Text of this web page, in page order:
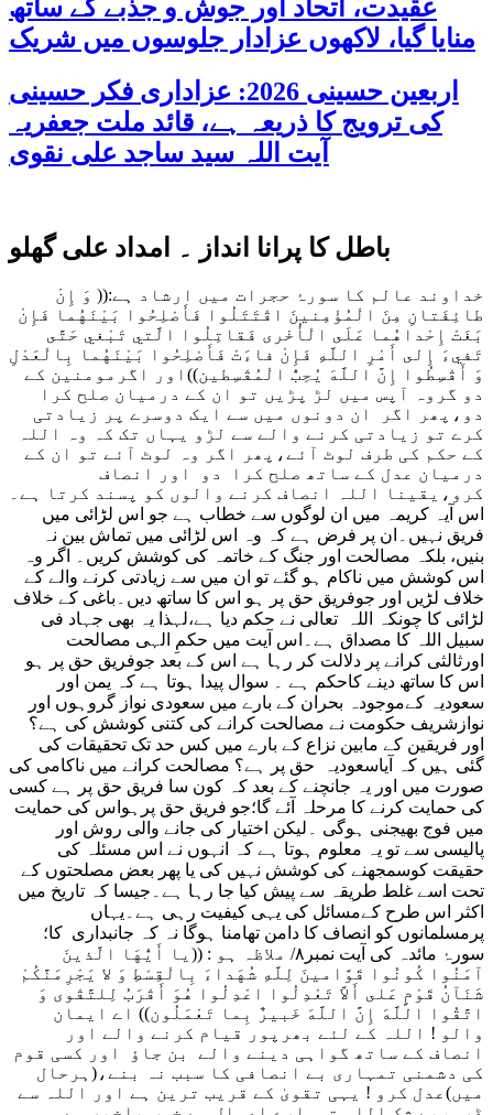
عقیدت، اتحاد اور جوش و جذبے کے ساتھ
منایا گیا، لاکھوں عزادار جلوسوں میں شریک
اربعین حسینی 2026: عزاداری فکر حسینی
کی ترویج کا ذریعہ ہے، قائد ملت جعفریہ
آیت اللہ سید ساجد علی نقوی
باطل کا پرانا انداز ۔ امداد علی گھلو
خداوند عالم کا سورۂ حجرات میں ارشاد ہے:(( وَ إِنْ
طائِفَتانِ مِنَ الْمُؤْمِنينَ اقْتَتَلُوا فَأَصْلِحُوا بَيْنَهُما فَإِنْ
بَغَتْ إِحْداهُما عَلَى الْأُخْرى‏ فَقاتِلُوا الَّتي‏ تَبْغي‏ حَتَّى
تَفي‏ءَ إِلى‏ أَمْرِ اللَّهِ فَإِنْ فاءَتْ فَأَصْلِحُوا بَيْنَهُما بِالْعَدْلِ
وَ أَقْسِطُوا إِنَّ اللَّهَ يُحِبُّ الْمُقْسِطين‏))اور اگرمومنین کے
دو گروہ آپس میں لڑ پڑیں تو ان کے درمیان صلح کرا
دو،پھر اگر ان دونوں میں سے ایک دوسرے پر زیادتی
کرے تو زیادتی کرنے والے سے لڑو یہاں تک کہ وہ اللہ
کے حکم کی طرف لوٹ آئے،پھر اگر وہ لوٹ آئے تو ان کے
درمیان عدل کے ساتھ صلح کرا دو اور انصاف
کرو،یقینا اللہ انصاف کرنے والوں کو پسند کرتا ہے۔
اس آیہ کریمہ میں ان لوگوں سے خطاب ہے جو اس لڑائی میں
فریق نہیں۔ان پر فرض ہے کہ وہ اس لڑائی میں تماش بین نہ
بنیں، بلکہ مصالحت اور جنگ کے خاتمہ کی کوشش کریں۔ اگر وہ
اس کوشش میں ناکام ہو گئے تو ان میں سے زیادتی کرنے والے کے
خلاف لڑیں اور جوفریق حق پر ہو اس کا ساتھ دیں۔باغی کے خلاف
لڑائی کا چونکہ اللہ تعالی نے حکم دیا ہے،لہذا یہ بھی جہاد فی
سبیل اللہ کا مصداق ہے۔اس آیت میں حکمِ الہی مصالحت
اورثالثی کرانے پر دلالت کر رہا ہے اس کے بعد جوفریق حق پر ہو
اس کا ساتھ دینے کاحکم ہے ۔ سوال پیدا ہوتا ہے کہ یمن اور
سعودیہ کےموجودہ بحران کے بارے میں سعودی نواز گروہوں اور
نوازشریف حکومت نے مصالحت کرانے کی کتنی کوشش کی ہے؟
اور فریقین کے مابین نزاع کے بارے میں کس حد تک تحقیقات کی
گئی ہیں کہ آیاسعودیہ حق پر ہے؟ مصالحت کرانے میں ناکامی کی
صورت میں اور یہ جانچنے کے بعد کہ کون سا فریق حق پر ہے کسی
کی حمایت کرنے کا مرحلہ آئے گا؛جو فریق حق پرہواس کی حمایت
میں فوج بھیجنی ہوگی ۔لیکن اختیار کی جانے والی روش اور
پالیسی سے تو یہ معلوم ہوتا ہے کہ انہوں نے اس مسئلہ کی
حقیقت کوسمجھنے کی کوشش نہیں کی یا پھر بعض مصلحتوں کے
تحت اسے غلط طریقہ سے پیش کیا جا رہا ہے۔جیسا کہ تاریخ میں
اکثر اس طرح کےمسائل کی یہی کیفیت رہی ہے۔یہاں
پرمسلمانوں کو انصاف کا دامن تھامنا ہوگا نہ کہ جانبداری کا؛
سورۂ مائدہ کی آیت نمبر۸/ ملاظہ ہو : ((يا أَيُّهَا الَّذينَ
آمَنُوا كُونُوا قَوَّامينَ لِلَّهِ شُهَداءَ بِالْقِسْطِ وَ لا يَجْرِمَنَّكُمْ
شَنَآنُ قَوْمٍ عَلى‏ أَلاَّ تَعْدِلُوا اعْدِلُوا هُوَ أَقْرَبُ لِلتَّقْوى‏ وَ
اتَّقُوا اللَّهَ إِنَّ اللَّهَ خَبيرٌ بِما تَعْمَلُون‏)) اے ایمان
والو ! اللہ کے لئے بھرپور قیام کرنے والے اور
انصاف کے ساتھ گواہی دینے والے بن جاؤ اور کسی قوم
کی دشمنی تمہاری بے انصافی کا سبب نہ بنے،(ہرحال
میں)عدل کرو ! یہی تقویٰ کے قریب ترین ہے اور اللہ سے